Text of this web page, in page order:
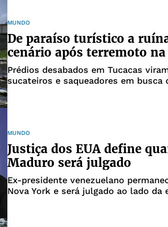
MUNDO
De paraíso turístico a
cenário após terremoto na
Prédios desabados em Tucacas
sucateiros e saqueadores em busca
MUNDO
Justiça dos EUA define
Maduro será julgado
Ex-presidente venezuelano
Nova York e será julgado ao lado da